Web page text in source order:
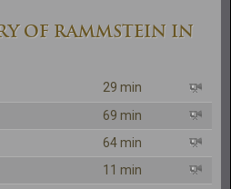
OF RAMMSTEIN IN
29 min
69 min
64 min
11 min